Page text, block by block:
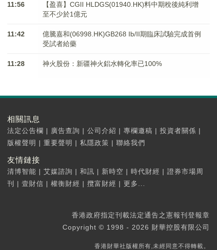
11:56
【盈喜】CGII HLDGS(01940.HK)料中期稅後純利增
至不少於1億元
11:42
億騰嘉和(06998.HK)GB268 Ib/II期臨床試驗完成首例
受試者給藥
11:28 神火股份：新疆神火鋁水轉化率已100%
相關訊息
法定公告欄 | 廣告查詢 | 公司介紹 | 專欄邀稿 | 投資者關係 |
版權聲明 | 重要聲明 | 私隱政策 | 聯絡我們
友情鏈接
清博智能 | 艾媒諮詢 | 和訊 | 新時空 | 時代財經 | 證券市場周
刊
| 壹財信 | 權衡財經 | 攬富財經 | 更多...
香港政府指定刊載法定通告之憲報刊登報章
Copyright © 1998 - 2026 財華控股有限公司
香港財華社版權所有,未經同意不得轉載。